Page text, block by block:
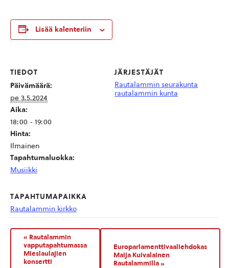
Lisää kalenteriin
TIEDOT
Päivämäärä:
pe 3.5.2024
Aika:
18:00 - 19:00
Hinta:
Ilmainen
Tapahtumaluokka:
Musiikki
JÄRJESTÄJÄT
Rautalammin seurakunta
rautalammin kunta
TAPAHTUMAPAIKKA
Rautalammin kirkko
« Rautalammin
vapputapahtumassa
Mieslaulajien
konsertti
Europarlamenttivaaliehdokas
Maija Kuivalainen
Rautalammilla»